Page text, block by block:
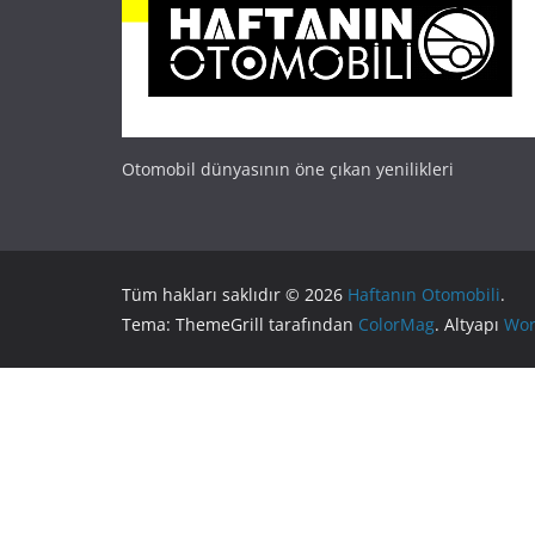
Otomobil dünyasının öne çıkan yenilikleri
Tüm hakları saklıdır © 2026 Haftanın Otomobili.
Tema: ThemeGrill tarafından ColorMag. Altyapı